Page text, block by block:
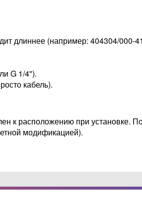
длиннее (например: 404304/000-
G 1/4").
кабель).
к расположению при установке.
модификацией).